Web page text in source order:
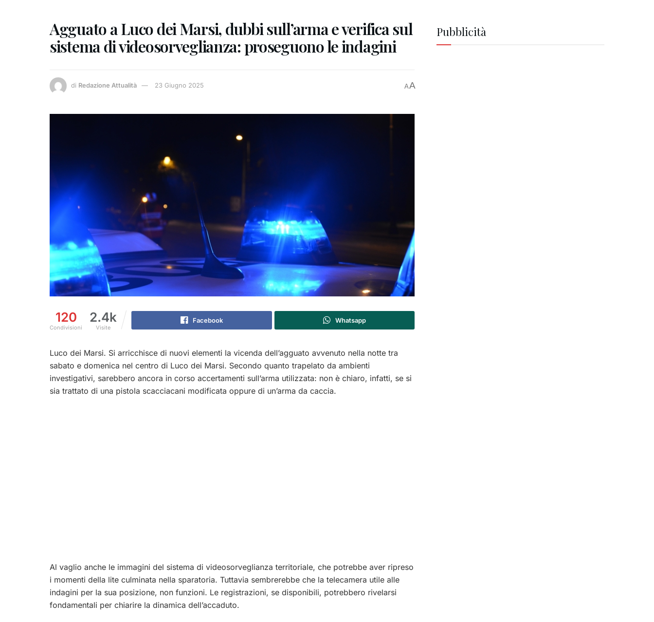
Agguato a Luco dei Marsi, dubbi sull’arma e verifica sul
sistema di videosorveglianza: proseguono le indagini
di Redazione Attualità 23 Giugno 2025 AA
120
Condivisioni
2.4k
Visite
Facebook Whatsapp
Luco dei Marsi. Si arricchisce di nuovi elementi la vicenda dell’agguato avvenuto nella notte tra
sabato e domenica nel centro di Luco dei Marsi. Secondo quanto trapelato da ambienti
investigativi, sarebbero ancora in corso accertamenti sull’arma utilizzata: non è chiaro, infatti, se si
sia trattato di una pistola scacciacani modificata oppure di un’arma da caccia.
Al vaglio anche le immagini del sistema di videosorveglianza territoriale, che potrebbe aver ripreso
i momenti della lite culminata nella sparatoria. Tuttavia sembrerebbe che la telecamera utile alle
indagini per la sua posizione, non funzioni. Le registrazioni, se disponibili, potrebbero rivelarsi
fondamentali per chiarire la dinamica dell’accaduto.
Pubblicità